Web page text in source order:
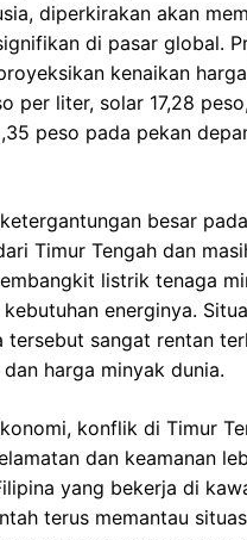
diperkirakan akan
di pasar global.
kenaikan
per liter, solar 17,28
peso pada pekan
besar
Timur Tengah dan
listrik tenaga
energinya.
tersebut sangat rentan
harga minyak dunia.
konflik di Timur
dan keamanan
yang bekerja di
terus memantau